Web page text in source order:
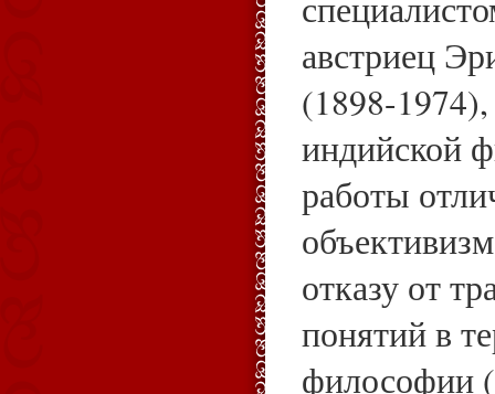
австриец
(1898-
индийской
работы
отказу от
понятий в
философии